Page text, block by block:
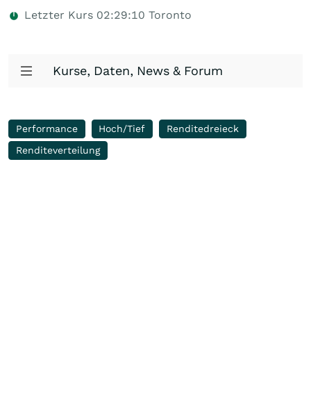
Letzter Kurs 02:29:10 Toronto
Kurse, Daten, News & Forum
Performance Hoch/Tief
Renditedreieck
Renditeverteilung